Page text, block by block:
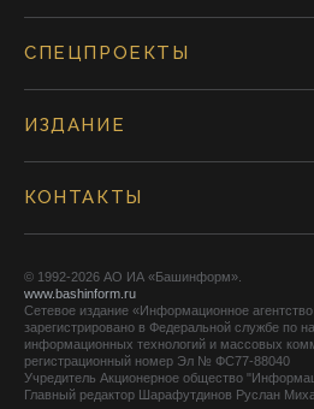
СПЕЦПРОЕКТЫ
ИЗДАНИЕ
КОНТАКТЫ
© 1992-2026 АО ИА «Башинформ».
www.bashinform.ru
Сетевое издание «Информационное
зарегистрировано в Федеральной службе по
информационных технологий и массовых
регистрационный номер Эл № ФС77-88040
Учредитель Акционерное общество
Главный редактор Шарафутдинов Руслан